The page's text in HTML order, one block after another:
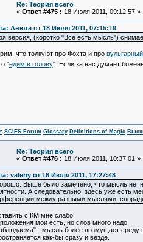
Re: Теория всего
« Ответ #475 : 18 Июля 2011, 09:12:57 »
Анюта от 18 Июля 2011, 07:15:19
версия, (коротко "Всё есть мысль")
что толкуют про Фохта и про
"едим в голову". Если за нас думает
SCIES Forum Glossary Definitions of Magic
Re: Теория всего
« Ответ #476 : 18 Июля 2011, 10:37:01 »
valeriy от 16 Июля 2011, 17:27:48
Выше было замечено, что мысль не
А следовательно, здесь уже есть
между разными мыслями,
с КМ мне слабо.
мои есть, но слов много надо.
- мысль более возмущает среду
как-бы сразу и везде.